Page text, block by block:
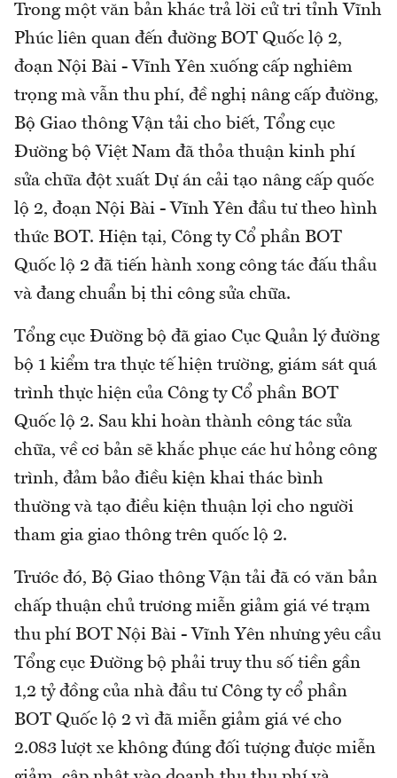
Trong một văn bản khác trả lời cử tri tỉnh Vĩnh
Phúc liên quan đến đường BOT Quốc lộ 2,
đoạn Nội Bài - Vĩnh Yên xuống cấp nghiêm
trọng mà vẫn thu phí, đề nghị nâng cấp đường,
Bộ Giao thông Vận tải cho biết, Tổng cục
Đường bộ Việt Nam đã thỏa thuận kinh phí
sửa chữa đột xuất Dự án cải tạo nâng cấp quốc
lộ 2, đoạn Nội Bài - Vĩnh Yên đầu tư theo hình
thức BOT. Hiện tại, Công ty Cổ phần BOT
Quốc lộ 2 đã tiến hành xong công tác đấu thầu
và đang chuẩn bị thi công sửa chữa.
Tổng cục Đường bộ đã giao Cục Quản lý đường
bộ 1 kiểm tra thực tế hiện trường, giám sát quá
trình thực hiện của Công ty Cổ phần BOT
Quốc lộ 2. Sau khi hoàn thành công tác sửa
chữa, về cơ bản sẽ khắc phục các hư hỏng công
trình, đảm bảo điều kiện khai thác bình
thường và tạo điều kiện thuận lợi cho người
tham gia giao thông trên quốc lộ 2.
Trước đó, Bộ Giao thông Vận tải đã có văn bản
chấp thuận chủ trương miễn giảm giá vé trạm
thu phí BOT Nội Bài - Vĩnh Yên nhưng yêu cầu
Tổng cục Đường bộ phải truy thu số tiền gần
1,2 tỷ đồng của nhà đầu tư Công ty cổ phần
BOT Quốc lộ 2 vì đã miễn giảm giá vé cho
2.083 lượt xe không đúng đối tượng được miễn